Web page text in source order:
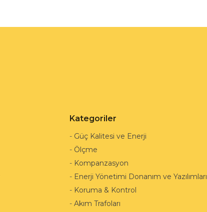
Kategoriler
- Güç Kalitesi ve Enerji
- Ölçme
- Kompanzasyon
- Enerji Yönetimi Donanım ve Yazılımları
- Koruma & Kontrol
- Akım Trafoları